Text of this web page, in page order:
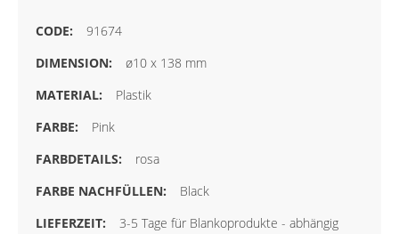
91674
ø10 x 138 mm
Plastik
Pink
rosa
Black
3-5 Tage für Blankoprodukte - abhängig